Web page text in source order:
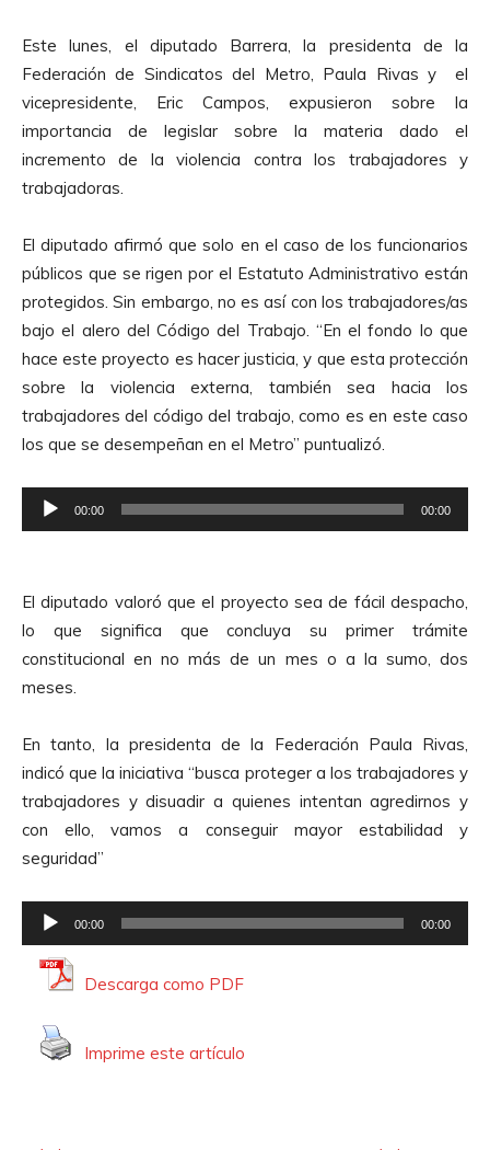
Este lunes, el diputado Barrera, la presidenta de la
Federación de Sindicatos del Metro, Paula Rivas y el
vicepresidente, Eric Campos, expusieron sobre la
importancia de legislar sobre la materia dado el
incremento de la violencia contra los trabajadores y
trabajadoras.
El diputado afirmó que solo en el caso de los funcionarios
públicos que se rigen por el Estatuto Administrativo están
protegidos. Sin embargo, no es así con los trabajadores/as
bajo el alero del Código del Trabajo. “En el fondo lo que
hace este proyecto es hacer justicia, y que esta protección
sobre la violencia externa, también sea hacia los
trabajadores del código del trabajo, como es en este caso
los que se desempeñan en el Metro” puntualizó.
e
o
d
u
c
o
r
d
e
A
u
00:00 00:00
El diputado valoró que el proyecto sea de fácil despacho,
lo que significa que concluya su primer trámite
constitucional en no más de un mes o a la sumo, dos
meses.
En tanto, la presidenta de la Federación Paula Rivas,
indicó que la iniciativa “busca proteger a los trabajadores y
trabajadores y disuadir a quienes intentan agredirnos y
con ello, vamos a conseguir mayor estabilidad y
seguridad”
e
00:00 00:00
Descarga como PDF
Imprime este artículo